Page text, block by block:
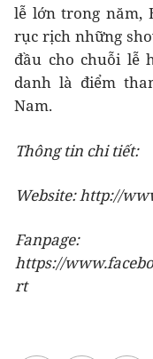
lễ lớn trong năm,
rục rịch những
đầu cho chuỗi lễ
danh là điểm
Nam.
Thông tin chi tiết:
Website: http://
Fanpage:
https://
rt